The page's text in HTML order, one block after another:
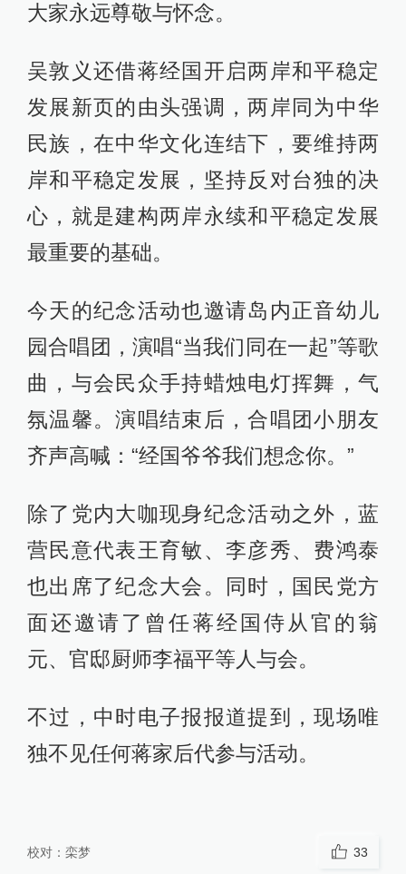
大家永远尊敬与怀念。
吴敦义还借蒋经国开启两岸和平稳定
发展新页的由头强调，两岸同为中华
民族，在中华文化连结下，要维持两
岸和平稳定发展，坚持反对台独的决
心，就是建构两岸永续和平稳定发展
最重要的基础。
今天的纪念活动也邀请岛内正音幼儿
园合唱团，演唱“当我们同在一起”等歌
曲，与会民众手持蜡烛电灯挥舞，气
氛温馨。演唱结束后，合唱团小朋友
齐声高喊：“经国爷爷我们想念你。”
除了党内大咖现身纪念活动之外，蓝
营民意代表王育敏、李彦秀、费鸿泰
也出席了纪念大会。同时，国民党方
面还邀请了曾任蒋经国侍从官的翁
元、官邸厨师李福平等人与会。
不过，中时电子报报道提到，现场唯
独不见任何蒋家后代参与活动。
校对： 栾梦 33